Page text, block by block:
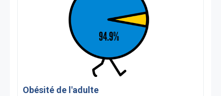
Obésité de l'adulte